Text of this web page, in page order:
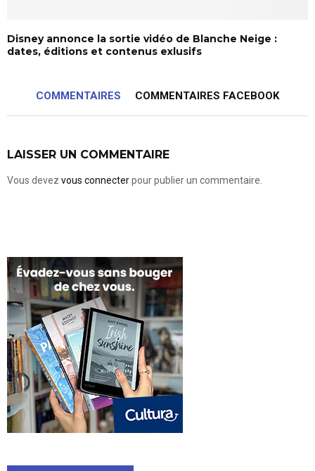
Disney annonce la sortie vidéo de Blanche Neige :
dates, éditions et contenus exlusifs
COMMENTAIRES COMMENTAIRES FACEBOOK
LAISSER UN COMMENTAIRE
Vous devez vous connecterpour publier un commentaire.